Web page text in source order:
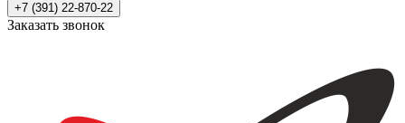
+7 (391) 22-870-22
Заказать звонок